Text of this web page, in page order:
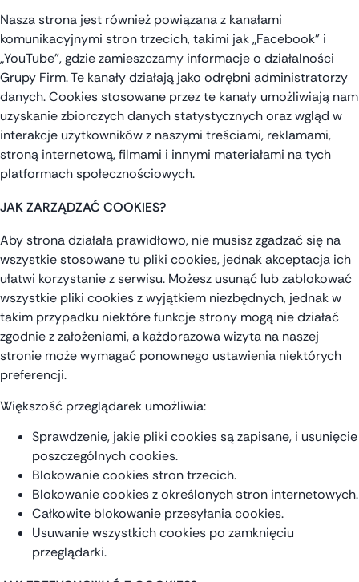
Nasza strona jest również powiązana z kanałami
komunikacyjnymi stron trzecich, takimi jak „Facebook” i
„YouTube”, gdzie zamieszczamy informacje o działalności
Grupy Firm. Te kanały działają jako odrębni administratorzy
danych. Cookies stosowane przez te kanały umożliwiają nam
uzyskanie zbiorczych danych statystycznych oraz wgląd w
interakcje użytkowników z naszymi treściami, reklamami,
stroną internetową, filmami i innymi materiałami na tych
platformach społecznościowych.
JAK ZARZĄDZAĆ COOKIES?
Aby strona działała prawidłowo, nie musisz zgadzać się na
wszystkie stosowane tu pliki cookies, jednak akceptacja ich
ułatwi korzystanie z serwisu. Możesz usunąć lub zablokować
wszystkie pliki cookies z wyjątkiem niezbędnych, jednak w
takim przypadku niektóre funkcje strony mogą nie działać
zgodnie z założeniami, a każdorazowa wizyta na naszej
stronie może wymagać ponownego ustawienia niektórych
preferencji.
Większość przeglądarek umożliwia:
Sprawdzenie, jakie pliki cookies są zapisane, i usunięcie
poszczególnych cookies.
Blokowanie cookies stron trzecich.
Blokowanie cookies z określonych stron internetowych.
Całkowite blokowanie przesyłania cookies.
Usuwanie wszystkich cookies po zamknięciu
przeglądarki.